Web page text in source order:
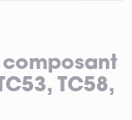
TC58,